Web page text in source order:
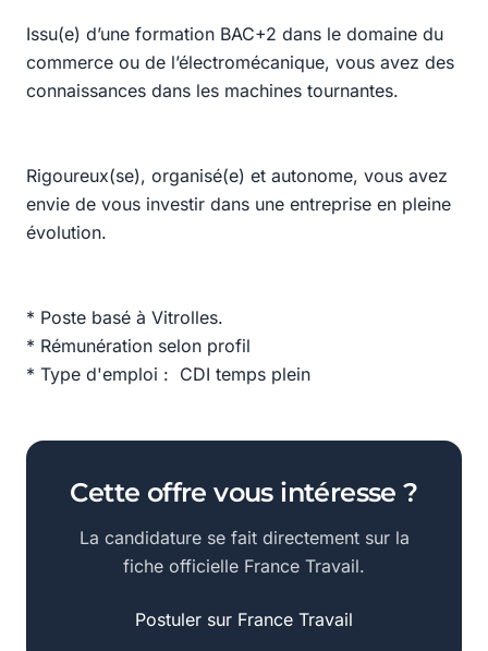
Issu(e) d’une formation BAC+2 dans le domaine du
commerce ou de l’électromécanique, vous avez des
connaissances dans les machines tournantes.
Rigoureux(se), organisé(e) et autonome, vous avez
envie de vous investir dans une entreprise en pleine
évolution.
* Poste basé à Vitrolles.
* Rémunération selon profil
* Type d'emploi : CDI temps plein
Cette offre vous intéresse ?
La candidature se fait directement sur la
fiche officielle France Travail.
Postuler sur France Travail